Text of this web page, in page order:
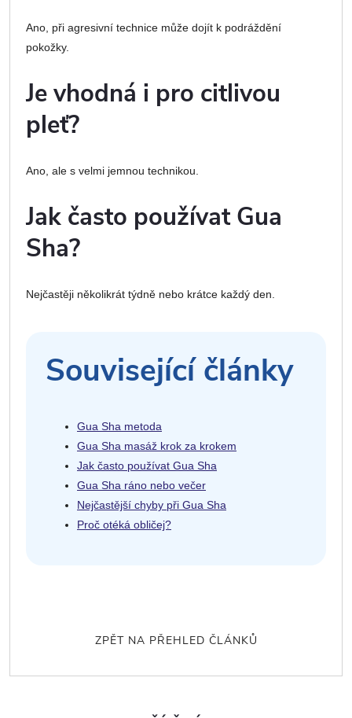
Ano, při agresivní technice může dojít k podráždění
pokožky.
Je vhodná i pro citlivou
pleť?
Ano, ale s velmi jemnou technikou.
Jak často používat Gua
Sha?
Nejčastěji několikrát týdně nebo krátce každý den.
Související články
Gua Sha metoda
Gua Sha masáž krok za krokem
Jak často používat Gua Sha
Gua Sha ráno nebo večer
Nejčastější chyby při Gua Sha
Proč otéká obličej?
ZPĚT NA PŘEHLED ČLÁNKŮ